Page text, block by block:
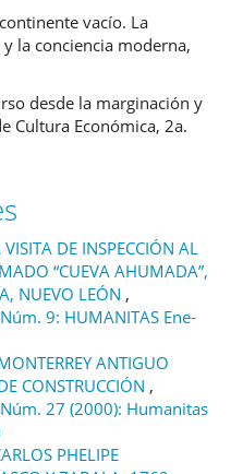
vacío. La
la conciencia moderna,
desde la marginación y
Cultura Económica, 2a.
DE INSPECCIÓN AL
“CUEVA AHUMADA”,
NUEVO LEÓN ,
9: HUMANITAS Ene-
ANTIGUO
CONSTRUCCIÓN ,
27 (2000): Humanitas
PHELIPE